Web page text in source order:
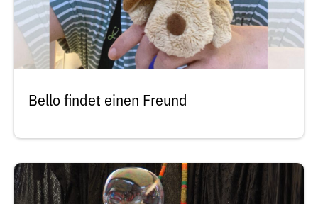
Bello findet einen Freund